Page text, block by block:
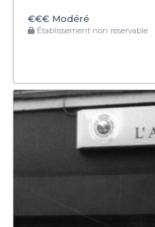
€€€ Modéré
Établissement non réservable